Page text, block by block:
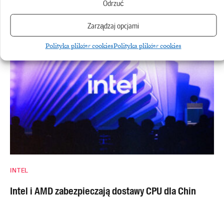
Odrzuć
Zarządzaj opcjami
Polityka plików cookiesPolityka plików cookies
Śledztwo OCCRP i mediów partnerskich stawia pytania o
przejrzystość Passwork Europe, hiszpańskiej spółki…
INTEL
Intel i AMD zabezpieczają dostawy CPU dla Chin